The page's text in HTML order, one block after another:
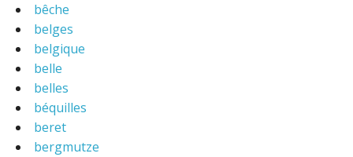
bêche
belges
belgique
belle
belles
béquilles
beret
bergmutze